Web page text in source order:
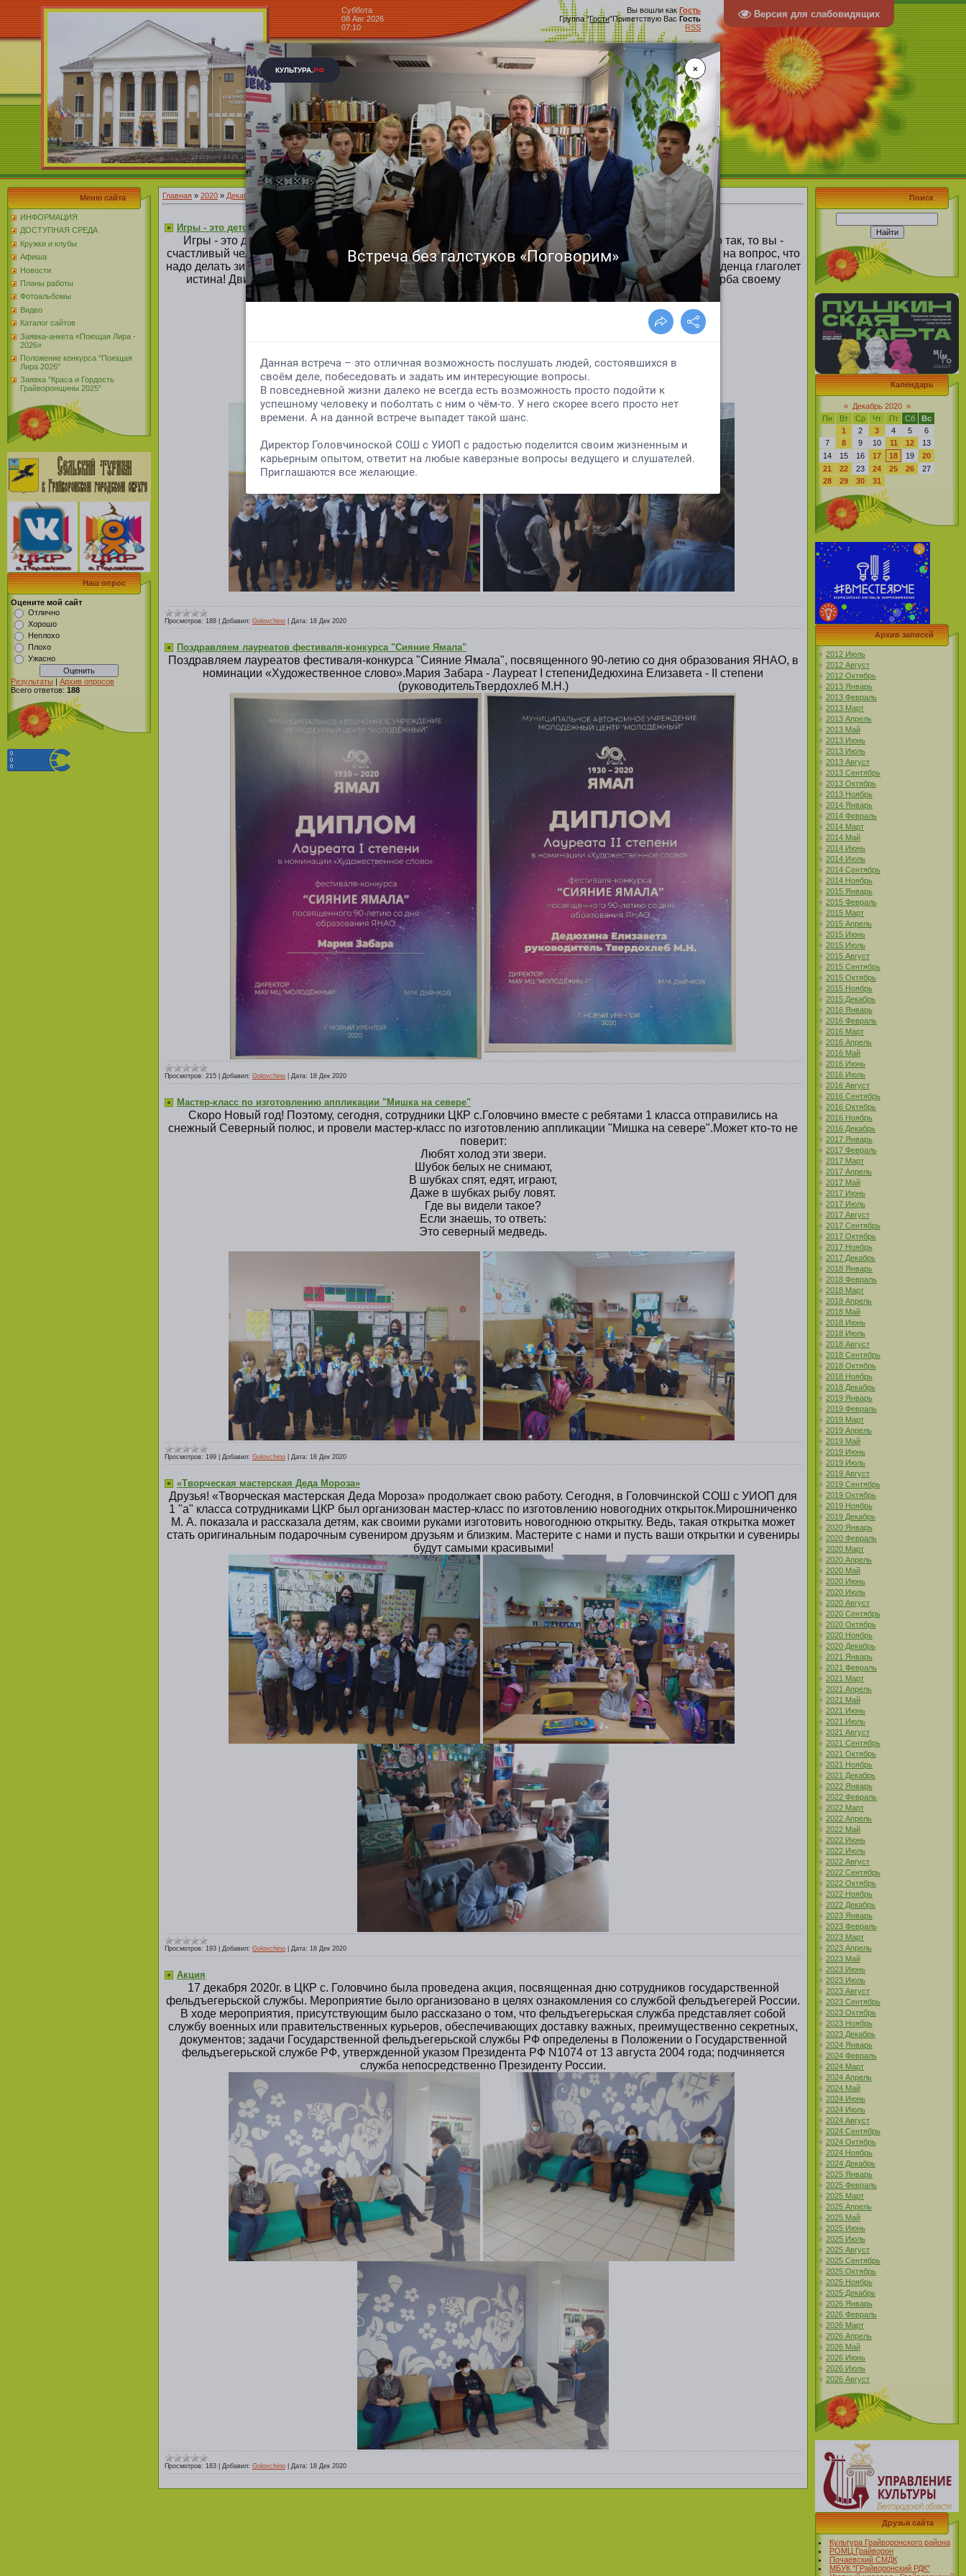
Версия для слабовидящих
Суббота
08 Авг 2026
07:10
Вы вошли как Гость
Группа"Гости"Приветствую Вас Гость
RSS
Центр культурного развития села
Головчино
Блог »
Меню сайта
ИНФОРМАЦИЯ
ДОСТУПНАЯ СРЕДА
Кружки и клубы
Афиша
Новости
Планы работы
Фотоальбомы
Видео
Каталог сайтов
Заявка-анкета «Поющая Лира -
2026»
Положение конкурса "Поющая
Лира 2026"
Заявка "Краса и Гордость
Грайворонщины 2025"
Наш опрос
Оцените мой сайт
Отлично
Хорошо
Неплохо
Плохо
Ужасно
Результаты | Архив опросов
Всего ответов: 188
Главная » 2020 » Декабрь »
Игры - это детское занятие!
Игры - это детское занятие!Давайте признаемся себе, что каждый из нас в душе ребёнок. И если это так, то вы -
счастливый человек. Сегодня, сотрудники ЦКР с. Головчино были в гостях у ребят начальной школы. И на вопрос, что
надо делать зимой, чтобы не болеть, ребята чётко ответили: "Заниматься спортом". Друзья, устами младенца глаголет
истина! Движение необходимо каждому. И для того, чтобы в школе дети могли подвигаться без ущерба своему
здоровью, мы научили их прекрасным музыкальным играм.
Целью музыкальной игры является эмоциональный и двигательный отклик.
-дыхательная система
-музыкальный слух
ДВИЖЕНИЕ - ЖИЗНЬ. Берегите себя!
Просмотров: 188 Добавил: Golovchino Дата: 18 Дек 2020
Поздравляем лауреатов фестиваля-конкурса "Сияние Ямала"
Поздравляем лауреатов фестиваля-конкурса "Сияние Ямала", посвященного 90-летию со дня образования ЯНАО, в
номинации «Художественное слово».Мария Забара - Лауреат I степениДедюхина Елизавета - II степени
(руководительТвердохлеб М.Н.)
Просмотров: 215 Добавил: Golovchino Дата: 18 Дек 2020
Мастер-класс по изготовлению аппликации "Мишка на севере"
Скоро Новый год! Поэтому, сегодня, сотрудники ЦКР с.Головчино вместе с ребятами 1 класса отправились на
снежный Северный полюс, и провели мастер-класс по изготовлению аппликации "Мишка на севере".Может кто-то не
поверит:
Любят холод эти звери.
Шубок белых не снимают,
В шубках спят, едят, играют,
Даже в шубках рыбу ловят.
Где вы видели такое?
Если знаешь, то ответь:
Это северный медведь.
Просмотров: 199 Добавил: Golovchino Дата: 18 Дек 2020
«Творческая мастерская Деда Мороза»
Друзья! «Творческая мастерская Деда Мороза» продолжает свою работу. Сегодня, в Головчинской СОШ с УИОП для
1 "а" класса сотрудниками ЦКР был организован мастер-класс по изготовлению новогодних открыток.Мирошниченко
М. А. показала и рассказала детям, как своими руками изготовить новогоднюю открытку. Ведь, такая открытка может
стать оригинальным подарочным сувениром друзьям и близким. Мастерите с нами и пусть ваши открытки и сувениры
будут самыми красивыми!
Просмотров: 193 Добавил: Golovchino Дата: 18 Дек 2020
Акция
17 декабря 2020г. в ЦКР с. Головчино была проведена акция, посвященная дню сотрудников государственной
фельдъегерьской службы. Мероприятие было организовано в целях ознакомления со службой фельдъегерей России.
В ходе мероприятия, присутствующим было рассказано о том, что фельдъегерьская служба представляет собой
службу военных или правительственных курьеров, обеспечивающих доставку важных, преимущественно секретных,
документов; задачи Государственной фельдъегерьской службы РФ определены в Положении о Государственной
фельдъегерьской службе РФ, утвержденной указом Президента РФ N1074 от 13 августа 2004 года; подчиняется
служба непосредственно Президенту России.
Просмотров: 183 Добавил: Golovchino Дата: 18 Дек 2020
Поиск
Календарь
« Декабрь 2020 »
Пн
Вт Ср Чт Пт Сб
Вс
1
2 3 4 5
6
7
8 9 10 11 12
13
14
15 16 17 18 19
20
21
22 23 24 25 26
27
28
29 30 31
Архив записей
2012 Июль
2012 Август
2012 Октябрь
2013 Январь
2013 Февраль
2013 Март
2013 Апрель
2013 Май
2013 Июнь
2013 Июль
2013 Август
2013 Сентябрь
2013 Октябрь
2013 Ноябрь
2014 Январь
2014 Февраль
2014 Март
2014 Май
2014 Июнь
2014 Июль
2014 Сентябрь
2014 Ноябрь
2015 Январь
2015 Февраль
2015 Март
2015 Апрель
2015 Июнь
2015 Июль
2015 Август
2015 Сентябрь
2015 Октябрь
2015 Ноябрь
2015 Декабрь
2016 Январь
2016 Февраль
2016 Март
2016 Апрель
2016 Май
2016 Июнь
2016 Июль
2016 Август
2016 Сентябрь
2016 Октябрь
2016 Ноябрь
2016 Декабрь
2017 Январь
2017 Февраль
2017 Март
2017 Апрель
2017 Май
2017 Июнь
2017 Июль
2017 Август
2017 Сентябрь
2017 Октябрь
2017 Ноябрь
2017 Декабрь
2018 Январь
2018 Февраль
2018 Март
2018 Апрель
2018 Май
2018 Июнь
2018 Июль
2018 Август
2018 Сентябрь
2018 Октябрь
2018 Ноябрь
2018 Декабрь
2019 Январь
2019 Февраль
2019 Март
2019 Апрель
2019 Май
2019 Июнь
2019 Июль
2019 Август
2019 Сентябрь
2019 Октябрь
2019 Ноябрь
2019 Декабрь
2020 Январь
2020 Февраль
2020 Март
2020 Апрель
2020 Май
2020 Июнь
2020 Июль
2020 Август
2020 Сентябрь
2020 Октябрь
2020 Ноябрь
2020 Декабрь
2021 Январь
2021 Февраль
2021 Март
2021 Апрель
2021 Май
2021 Июнь
2021 Июль
2021 Август
2021 Сентябрь
2021 Октябрь
2021 Ноябрь
2021 Декабрь
2022 Январь
2022 Февраль
2022 Март
2022 Апрель
2022 Май
2022 Июнь
2022 Июль
2022 Август
2022 Сентябрь
2022 Октябрь
2022 Ноябрь
2022 Декабрь
2023 Январь
2023 Февраль
2023 Март
2023 Апрель
2023 Май
2023 Июнь
2023 Июль
2023 Август
2023 Сентябрь
2023 Октябрь
2023 Ноябрь
2023 Декабрь
2024 Январь
2024 Февраль
2024 Март
2024 Апрель
2024 Май
2024 Июнь
2024 Июль
2024 Август
2024 Сентябрь
2024 Октябрь
2024 Ноябрь
2024 Декабрь
2025 Январь
2025 Февраль
2025 Март
2025 Апрель
2025 Май
2025 Июнь
2025 Июль
2025 Август
2025 Сентябрь
2025 Октябрь
2025 Ноябрь
2025 Декабрь
2026 Январь
2026 Февраль
2026 Март
2026 Апрель
2026 Май
2026 Июнь
2026 Июль
2026 Август
Друзья сайта
Культура Грайворонского района
РОМЦ Грайворон
Почаевский СМДК
МБУК "ГРайворонский РДК"